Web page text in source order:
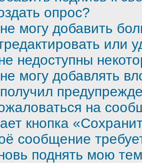
опрос?
могу добавить
или
недоступны
могу добавлять
на
кнопка
сообщение
поднять мою